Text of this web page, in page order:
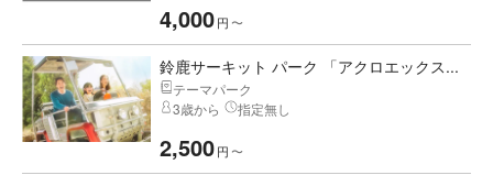
4,000円 〜
鈴鹿サーキット パーク 「アクロエックス...
テーマパーク
3歳から
指定無し
2,500円 〜